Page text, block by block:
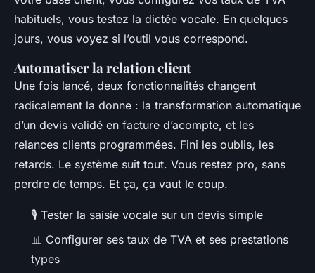
habituels, vous testez la dictée vocale. En quelques
jours, vous voyez si l’outil vous correspond.
Automatiser la relation client
Une fois lancé, deux fonctionnalités changent
radicalement la donne : la transformation automatique
d’un devis validé en facture d’acompte, et les
relances clients programmées. Fini les oublis, les
retards. Le système suit tout. Vous restez pro, sans
perdre de temps. Et ça, ça vaut le coup.
🎙️ Tester la saisie vocale sur un devis simple
📊 Configurer ses taux de TVA et ses prestations
types